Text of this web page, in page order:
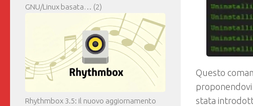
Questo
stata
GNU/Linux basata… (2)
Rhythmbox 3.5: il nuovo aggiornamento